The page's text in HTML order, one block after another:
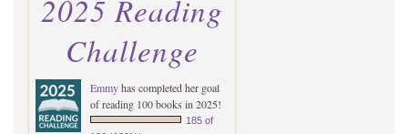
2025 Reading
Challenge
Emmyhas completed her goal
of reading 100 books in 2025!
185 of